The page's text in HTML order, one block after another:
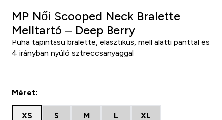
MP Női Scooped Neck Bralette
Melltartó – Deep Berry
Puha tapintású bralette, elasztikus, mell alatti pánttal és
4 irányban nyúló sztreccsanyaggal
Méret:
XS S M L XL